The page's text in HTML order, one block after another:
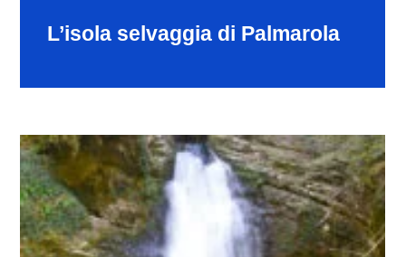
L’isola selvaggia di Palmarola